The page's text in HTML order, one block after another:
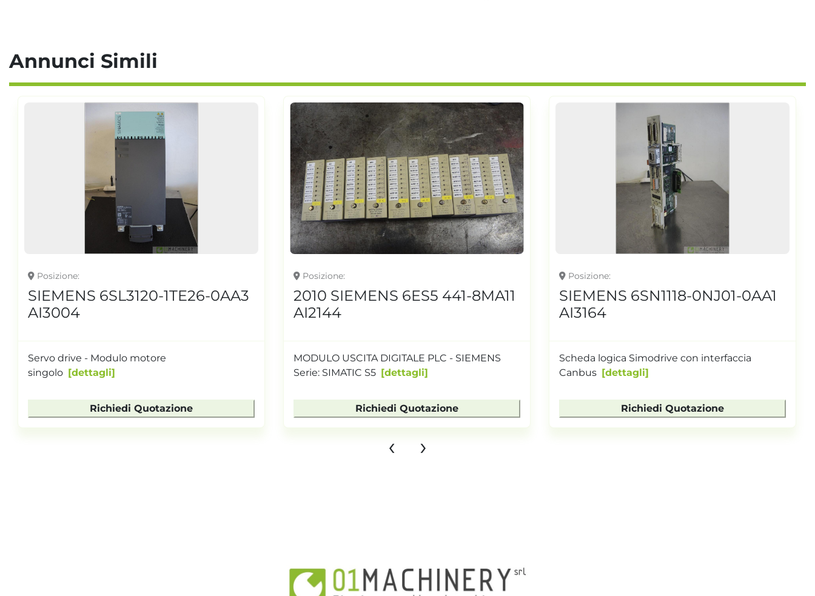
Annunci Simili
Posizione
SIEMENS 6SL3120-1TE26-0AA3
AI3004
Servo drive - Modulo motore
singolo
dettagli
Richiedi Quotazione
Posizione
2010 SIEMENS 6ES5 441-8MA11
AI2144
MODULO USCITA DIGITALE PLC - SIEMENS
Serie: SIMATIC S5
dettagli
Richiedi Quotazione
Posizione
SIEMENS 6SN1118-0NJ01-0AA1
AI3164
Scheda logica Simodrive con interfaccia
Canbus
dettagli
Richiedi Quotazione
‹ ›